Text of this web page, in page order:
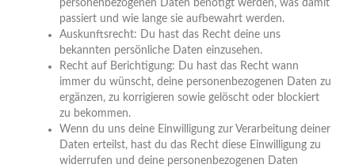
personenbezogenen Daten benötigt werden, was damit
passiert und wie lange sie aufbewahrt werden.
Auskunftsrecht: Du hast das Recht deine uns
bekannten persönliche Daten einzusehen.
Recht auf Berichtigung: Du hast das Recht wann
immer du wünscht, deine personenbezogenen Daten zu
ergänzen, zu korrigieren sowie gelöscht oder blockiert
zu bekommen.
Wenn du uns deine Einwilligung zur Verarbeitung deiner
Daten erteilst, hast du das Recht diese Einwilligung zu
widerrufen und deine personenbezogenen Daten